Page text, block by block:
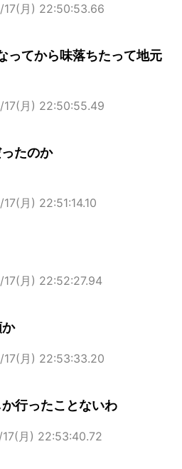
月) 22:50:53.66
てから味落ちたって地元
月) 22:50:55.49
たのか
月) 22:51:14.10
月) 22:52:27.94
月) 22:53:33.20
行ったことないわ
月) 22:53:40.72